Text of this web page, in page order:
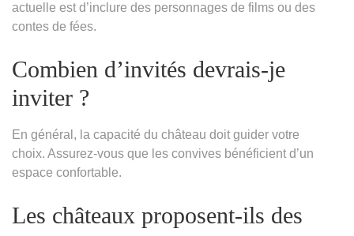
actuelle est d’inclure des personnages de films ou des
contes de fées.
Combien d’invités devrais-je
inviter ?
En général, la capacité du château doit guider votre
choix. Assurez-vous que les convives bénéficient d’un
espace confortable.
Les châteaux proposent-ils des